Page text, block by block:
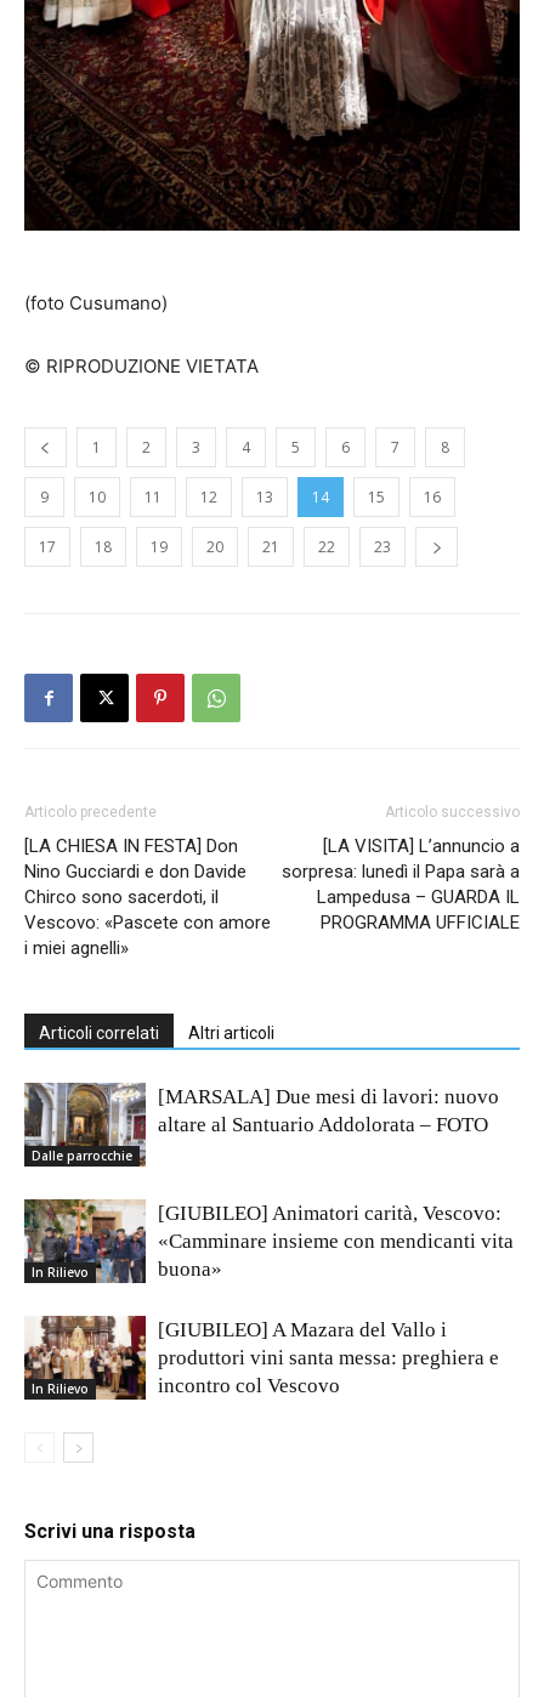
(foto Cusumano)
© RIPRODUZIONE VIETATA
1 2 3 4 5 6 7 8
9 10 11 12 13 14 15 16
17 18 19 20 21 22 23
Articolo precedente
[LA CHIESA IN FESTA] Don
Nino Gucciardi e don Davide
Chirco sono sacerdoti, il
Vescovo: «Pascete con amore
i miei agnelli»
Articolo successivo
[LA VISITA] L’annuncio a
sorpresa: lunedì il Papa sarà a
Lampedusa – GUARDA IL
PROGRAMMA UFFICIALE
Articoli correlati Altri articoli
Dalle parrocchie
[MARSALA] Due mesi di lavori: nuovo
altare al Santuario Addolorata – FOTO
In Rilievo
[GIUBILEO] Animatori carità, Vescovo:
«Camminare insieme con mendicanti vita
buona»
In Rilievo
[GIUBILEO] A Mazara del Vallo i
produttori vini santa messa: preghiera e
incontro col Vescovo
Scrivi una risposta